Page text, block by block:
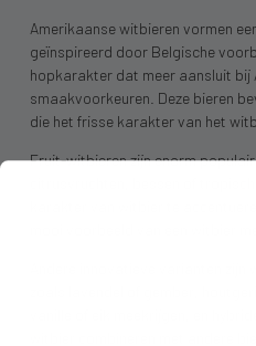
Amerikaanse witbieren vormen
geïnspireerd door Belgische
hopkarakter dat meer aansluit bij
smaakvoorkeuren. Deze bieren
die het frisse karakter van het
Fruit-witbieren zijn enorm
citrusvruchten, bessen of
karakter van witbier te